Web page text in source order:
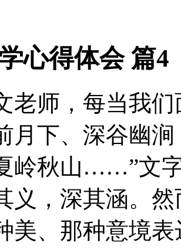
心得体会 篇4
老师，每当我
月下、深谷幽
岭秋山……”文
义，深其涵。
美、那种意境